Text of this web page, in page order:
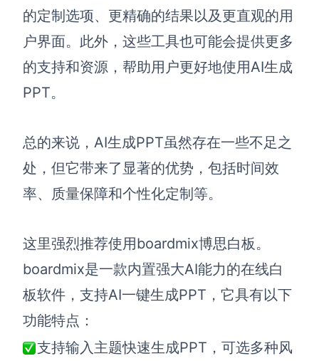
的定制选项、更精确的结果以及更直观的用
户界面。此外，这些工具也可能会提供更多
的支持和资源，帮助用户更好地使用AI生成
PPT。
总的来说，AI生成PPT虽然存在一些不足之
处，但它带来了显著的优势，包括时间效
率、质量保障和个性化定制等。
这里强烈推荐使用boardmix博思白板。
boardmix是一款内置强大AI能力的在线白
板软件，支持AI一键生成PPT，它具有以下
功能特点：
支持输入主题快速生成PPT，可选多种风